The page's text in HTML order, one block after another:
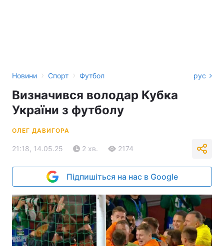
Новини › Спорт › Футбол рус
Визначився володар Кубка
України з футболу
ОЛЕГ ДАВИГОРА
21:18, 14.05.25 2 хв. 2174
Підпишіться на нас в Google